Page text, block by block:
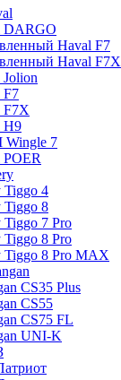
DARGO
Haval F7
Haval F7X
F7
F7X
H9
Wingle 7
Tiggo 4
Tiggo 8
Tiggo 7 Pro
Tiggo 8 Pro
Tiggo 8 Pro MAX
CS35 Plus
CS55
CS75 FL
UNI-K